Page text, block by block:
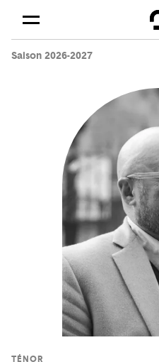
Skip to
Saison 2026-2027
TÉNOR